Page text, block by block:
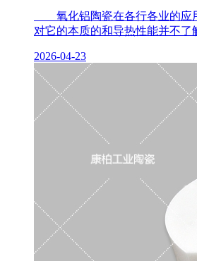
氧化铝陶瓷在各行各业的应
对它的本质的和导热性能并不了
2026-04-23